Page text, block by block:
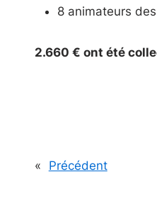
8 animateurs
2.660 € ont été
« Précédent